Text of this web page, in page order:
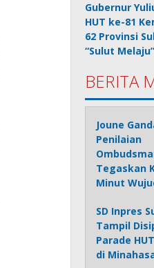
Gubernur
HUT ke-81
62 Provinsi
“Sulut Melaju”
BERITA
Joune
Penilaian
Tegaskan
Minut
SD Inpres
Tampil
Parade
di